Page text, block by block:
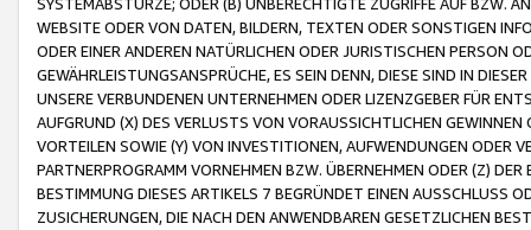
WEBSITE ODER VON DATEN, BILDERN, TEXTEN ODER SONSTIGEN
ODER EINER ANDEREN NATÜRLICHEN ODER JURISTISCHEN PERSON
GEWÄHRLEISTUNGSANSPRÜCHE, ES SEIN DENN, DIESE SIND IN
UNSERE VERBUNDENEN UNTERNEHMEN ODER LIZENZGEBER FÜR
AUFGRUND (X) DES VERLUSTS VON VORAUSSICHTLICHEN
VORTEILEN SOWIE (Y) VON INVESTITIONEN, AUFWENDUNGEN ODER
PARTNERPROGRAMM VORNEHMEN BZW. ÜBERNEHMEN ODER (Z)
BESTIMMUNG DIESES ARTIKELS 7 BEGRÜNDET EINEN AUSSCHLUSS
ZUSICHERUNGEN, DIE NACH DEN ANWENDBAREN GESETZLICHEN